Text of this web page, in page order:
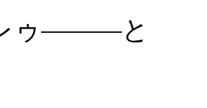
ゥ―――と